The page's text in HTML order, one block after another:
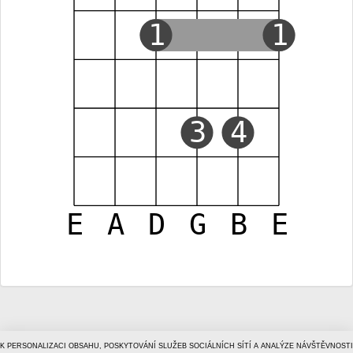
K PERSONALIZACI OBSAHU, POSKYTOVÁNÍ SLUŽEB SOCIÁLNÍCH SÍTÍ A ANALÝZE NÁVŠTĚVNOSTI
E A D G B E
1
3 4
1